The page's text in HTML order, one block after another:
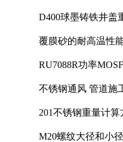
D400球墨铸铁井盖
覆膜砂的耐高温性
RU7088R功率
不锈钢通风 管道施
201不锈钢重量计算
M20螺纹大径和小